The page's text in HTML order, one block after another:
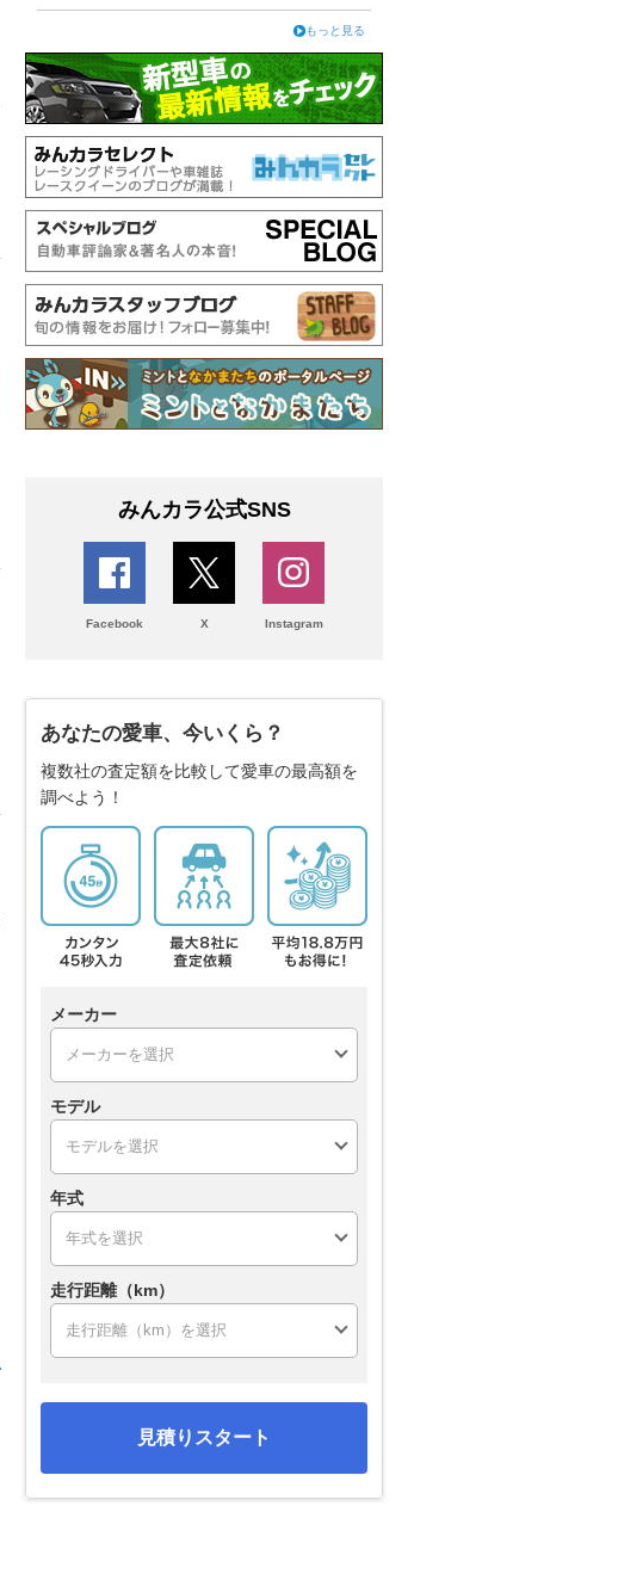
もっと見る
みんカラ公式SNS
Facebook X Instagram
あなたの愛車、今いくら？
複数社の査定額を比較して愛車の最高額を
調べよう！
メーカー
モデル
年式
走行距離（km）
見積りスタート